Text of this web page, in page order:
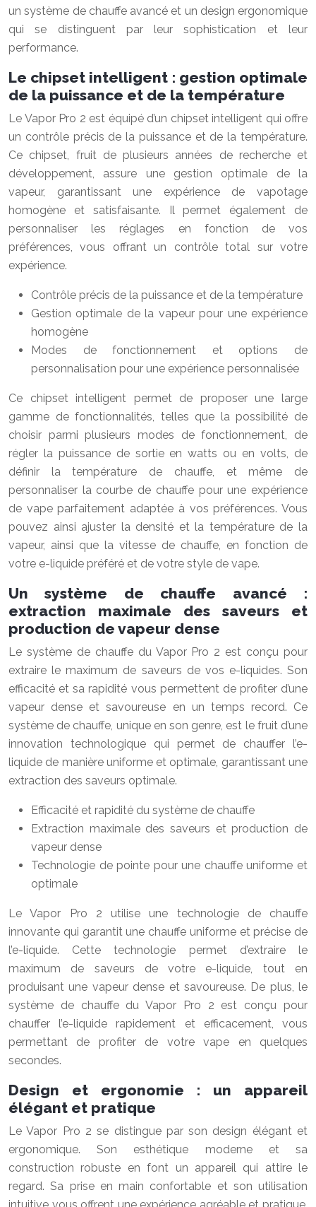
un système de chauffe avancé et un design ergonomique
qui se distinguent par leur sophistication et leur
performance.
Le chipset intelligent : gestion optimale
de la puissance et de la température
Le Vapor Pro 2 est équipé d’un chipset intelligent qui offre
un contrôle précis de la puissance et de la température.
Ce chipset, fruit de plusieurs années de recherche et
développement, assure une gestion optimale de la
vapeur, garantissant une expérience de vapotage
homogène et satisfaisante. Il permet également de
personnaliser les réglages en fonction de vos
préférences, vous offrant un contrôle total sur votre
expérience.
Contrôle précis de la puissance et de la température
Gestion optimale de la vapeur pour une expérience
homogène
Modes de fonctionnement et options de
personnalisation pour une expérience personnalisée
Ce chipset intelligent permet de proposer une large
gamme de fonctionnalités, telles que la possibilité de
choisir parmi plusieurs modes de fonctionnement, de
régler la puissance de sortie en watts ou en volts, de
définir la température de chauffe, et même de
personnaliser la courbe de chauffe pour une expérience
de vape parfaitement adaptée à vos préférences. Vous
pouvez ainsi ajuster la densité et la température de la
vapeur, ainsi que la vitesse de chauffe, en fonction de
votre e-liquide préféré et de votre style de vape.
Un système de chauffe avancé :
extraction maximale des saveurs et
production de vapeur dense
Le système de chauffe du Vapor Pro 2 est conçu pour
extraire le maximum de saveurs de vos e-liquides. Son
efficacité et sa rapidité vous permettent de profiter d’une
vapeur dense et savoureuse en un temps record. Ce
système de chauffe, unique en son genre, est le fruit d’une
innovation technologique qui permet de chauffer l’e-
liquide de manière uniforme et optimale, garantissant une
extraction des saveurs optimale.
Efficacité et rapidité du système de chauffe
Extraction maximale des saveurs et production de
vapeur dense
Technologie de pointe pour une chauffe uniforme et
optimale
Le Vapor Pro 2 utilise une technologie de chauffe
innovante qui garantit une chauffe uniforme et précise de
l’e-liquide. Cette technologie permet d’extraire le
maximum de saveurs de votre e-liquide, tout en
produisant une vapeur dense et savoureuse. De plus, le
système de chauffe du Vapor Pro 2 est conçu pour
chauffer l’e-liquide rapidement et efficacement, vous
permettant de profiter de votre vape en quelques
secondes.
Design et ergonomie : un appareil
élégant et pratique
Le Vapor Pro 2 se distingue par son design élégant et
ergonomique. Son esthétique moderne et sa
construction robuste en font un appareil qui attire le
regard. Sa prise en main confortable et son utilisation